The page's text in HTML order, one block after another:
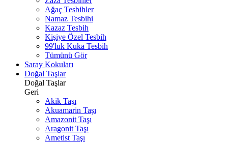
Ağaç Tesbihler
Namaz Tesbihi
Kazaz Tesbih
Kişiye Özel Tesbih
99'luk Kuka Tesbih
Tümünü Gör
Saray Kokuları
Doğal Taşlar
Doğal Taşlar
Geri
Akik Taşı
Akuamarin Taşı
Amazonit Taşı
Aragonit Taşı
Ametist Taşı